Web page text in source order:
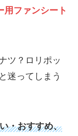
用ファンシート
ツ？ロリポッ
迷ってしまう
・おすすめ、